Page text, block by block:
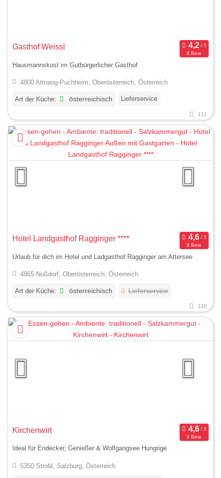
Gasthof Weissl
3 Bew.
Hausmannskost im Gutbürgerlicher Gasthof
4800 Attnang-Puchheim, Oberösterreich, Österreich
Art der Küche: österreichisch Lieferservice
111
Hotel Landgasthof Ragginger ****
3 Bew.
Urlaub für dich im Hotel und Ladgasthof Ragginger am Attersee
4865 Nußdorf, Oberösterreich, Österreich
Art der Küche: österreichisch Lieferservice
110
Kirchenwirt
3 Bew.
Ideal für Endecker, Genießer & Wolfgangsee Hungrige
5350 Strobl, Salzburg, Österreich